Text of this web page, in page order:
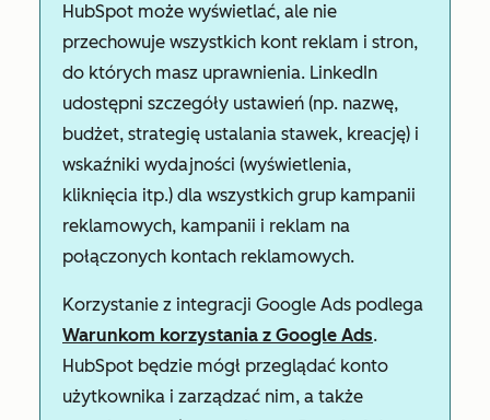
HubSpot może wyświetlać, ale nie
przechowuje wszystkich kont reklam i stron,
do których masz uprawnienia. LinkedIn
udostępni szczegóły ustawień (np. nazwę,
budżet, strategię ustalania stawek, kreację) i
wskaźniki wydajności (wyświetlenia,
kliknięcia itp.) dla wszystkich grup kampanii
reklamowych, kampanii i reklam na
połączonych kontach reklamowych.
Korzystanie z integracji Google Ads podlega
Warunkom korzystania z Google Ads.
HubSpot będzie mógł przeglądać konto
użytkownika i zarządzać nim, a także